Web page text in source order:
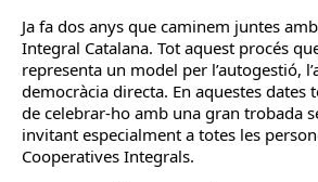
Ja fa dos anys que caminem juntes
Integral Catalana. Tot aquest procés
representa un model per l’autogestió,
democràcia directa. En aquestes dates
de celebrar-ho amb una gran trobada
invitant especialment a totes les
Cooperatives Integrals.